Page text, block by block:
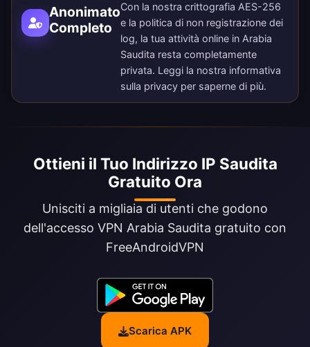
Anonimato
Completo
Con la nostra crittografia AES-256
e la politica di non registrazione dei
log, la tua attività online in Arabia
Saudita resta completamente
privata. Leggi la nostra informativa
sulla privacy per saperne di più.
Ottieni il Tuo Indirizzo IP Saudita
Gratuito Ora
Unisciti a migliaia di utenti che godono
dell'accesso VPN Arabia Saudita gratuito con
FreeAndroidVPN
Scarica APK